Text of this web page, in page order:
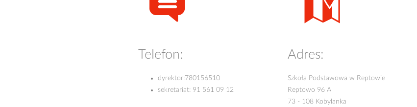
Telefon:
dyrektor:780156510
sekretariat: 91 561 09 12
Adres:
Szkoła Podstawowa w Reptowie
Reptowo 96 A
73 - 108 Kobylanka